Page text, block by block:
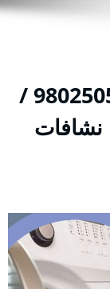
تصليح غسالات الشهداء / 98025055 /
نشافات